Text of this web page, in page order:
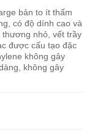
bản to ít thấm
có độ dính cao và
nhỏ, vết trầy
được cấu tạo đặc
không gây
không gây